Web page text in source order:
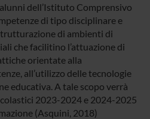
dell’Istituto Comprensivo
di tipo disciplinare e
di ambienti di
che facilitino l’attuazione di
orientate alla
all’utilizzo delle tecnologie
educativa. A tale scopo verrà
2023-2024 e 2024-2025
(Asquini, 2018)